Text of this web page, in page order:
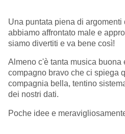
Una puntata piena di argomenti
abbiamo affrontato male e
siamo divertiti e va bene così!
Almeno c'è tanta musica buona
compagno bravo che ci spiega
compagnia bella, tentino
dei nostri dati.
Poche idee e